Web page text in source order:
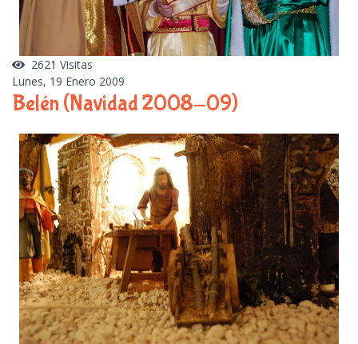
2621 Visitas
Lunes, 19 Enero 2009
Belén (Navidad 2008-09)